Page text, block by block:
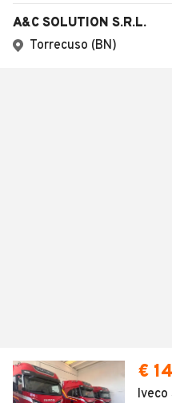
A&C SOLUTION S.R.L.
Torrecuso (BN)
€